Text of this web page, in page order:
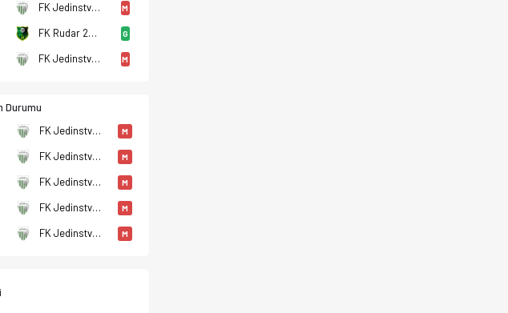
oranları Ofsayt'ta. (02.05.2026)
FK Jedinstvo Paracin M
FK Rudar 2016 Aleksinački Rudnik G
FK Jedinstvo Paracin M
Durumu
FK Jedinstvo Paracin M
FK Jedinstvo Paracin M
FK Jedinstvo Paracin M
FK Jedinstvo Paracin M
FK Jedinstvo Paracin M